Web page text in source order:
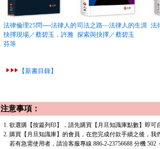
法律倫理25問──法律人的
抉擇現場／蔡碧玉．許雅
芬等
司法之路—法律人的生涯
探索與抉擇／蔡碧玉
法
【新書目錄】
注意事項：
1. 欲選購【按篇列印】，請先購買【月旦知識庫點數】即可
2. 購買【月旦知識庫】的會員，在您完成付款手續之後，我
若有急需使用者，請洽客服專線 886-2-23756688 分機 502